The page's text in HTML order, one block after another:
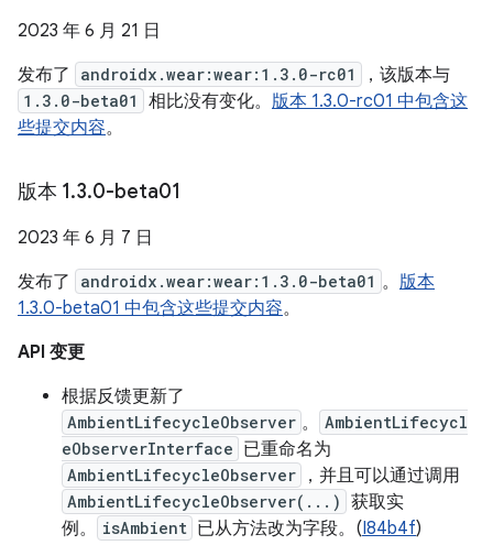
2023 年 6 月 21 日
发布了
androidx.wear:wear:1.3.0-rc01 ，该版本与
1.3.0-beta01 相比没有变化。 版本 1.3.0-rc01 中包含这
些提交内容。
版本 1.3.0-beta01
2023 年 6 月 7 日
发布了
androidx.wear:wear:1.3.0-beta01 。 版本
1.3.0-beta01 中包含这些提交内容。
API 变更
根据反馈更新了
AmbientLifecycleObserver 。
AmbientLifecycl
eObserverInterface 已重命名为
AmbientLifecycleObserver ，并且可以通过调用
AmbientLifecycleObserver(...) 获取实
例。
isAmbient 已从方法改为字段。(I84b4f)